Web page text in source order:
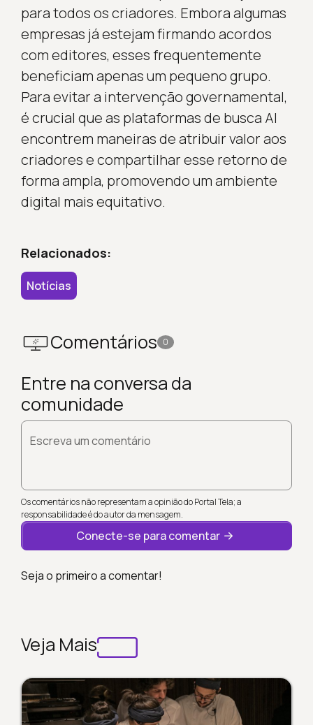
para todos os criadores. Embora algumas
empresas já estejam firmando acordos
com editores, esses frequentemente
beneficiam apenas um pequeno grupo.
Para evitar a intervenção governamental,
é crucial que as plataformas de busca AI
encontrem maneiras de atribuir valor aos
criadores e compartilhar esse retorno de
forma ampla, promovendo um ambiente
digital mais equitativo.
Relacionados:
Notícias
Comentários 0
Entre na conversa da
comunidade
Escreva um comentário
Os comentários não representam a opinião do Portal Tela; a
responsabilidade é do autor da mensagem.
Conecte-se para comentar
Seja o primeiro a comentar!
Veja Mais